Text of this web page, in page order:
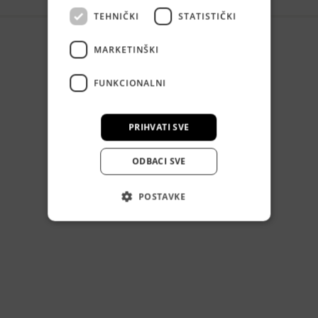
TEHNIČKI STATISTIČKI
MARKETINŠKI
FUNKCIONALNI
PRIHVATI SVE
ODBACI SVE
POSTAVKE